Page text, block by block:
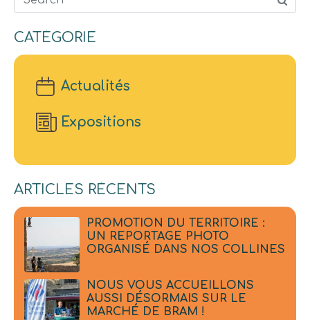
Search
CATÉGORIE
Actualités
Expositions
ARTICLES RÉCENTS
PROMOTION DU TERRITOIRE :
UN REPORTAGE PHOTO
ORGANISÉ DANS NOS COLLINES
NOUS VOUS ACCUEILLONS
AUSSI DÉSORMAIS SUR LE
MARCHÉ DE BRAM !